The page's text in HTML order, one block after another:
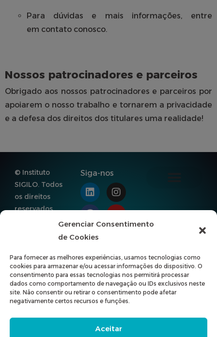
Gerenciar Consentimento
de Cookies
Para fornecer as melhores experiências, usamos tecnologias como
cookies para armazenar e/ou acessar informações do dispositivo. O
consentimento para essas tecnologias nos permitirá processar
dados como comportamento de navegação ou IDs exclusivos neste
site. Não consentir ou retirar o consentimento pode afetar
negativamente certos recursos e funções.
Aceitar
Para dúvidas e mais informações, entre
em contato conosco.
Nossos patrocinadores e parceiros
Obrigado aos nossos patrocinadores e parceiros por
apoiarem o nosso trabalho e tornarem a privacidade
e a defesa dos direitos dos titulares uma realidade!
© Instituto
SIGILO. Todos
os direitos
reservados.
Pinheiros, 498,
Onix
Pinheiros, CEP
05422-902, São
Paulo-SP
Siga-nos